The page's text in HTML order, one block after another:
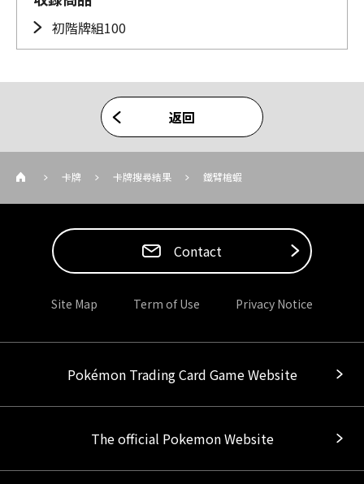
初階牌組100
返回
卡牌 卡牌搜尋結果 鐵臂槍蝦
Contact
Site Map Term of Use Privacy Notice
Pokémon Trading Card Game Website
The official Pokemon Website